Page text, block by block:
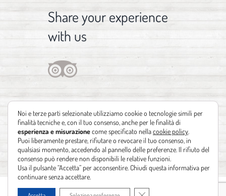
Share your experience
with us
Copyright 2012 - 2021 | Design byIdentità Creative| Powered by
Noi e terze parti selezionate utilizziamo cookie o tecnologie simili per
finalità tecniche e, con il tuo consenso, anche per le finalità di
esperienza e misurazionecome specificato nellacookie policy
Puoi liberamente prestare, rifiutare o revocare il tuo consenso, in
qualsiasi momento, accedendo al pannello delle preferenze. Il rifiuto del
consenso può rendere non disponibili le relative funzioni.
Usa il pulsante “Accetta” per acconsentire. Chiudi questa informativa per
continuare senza accettare.
Close GDPR Cookie Banner